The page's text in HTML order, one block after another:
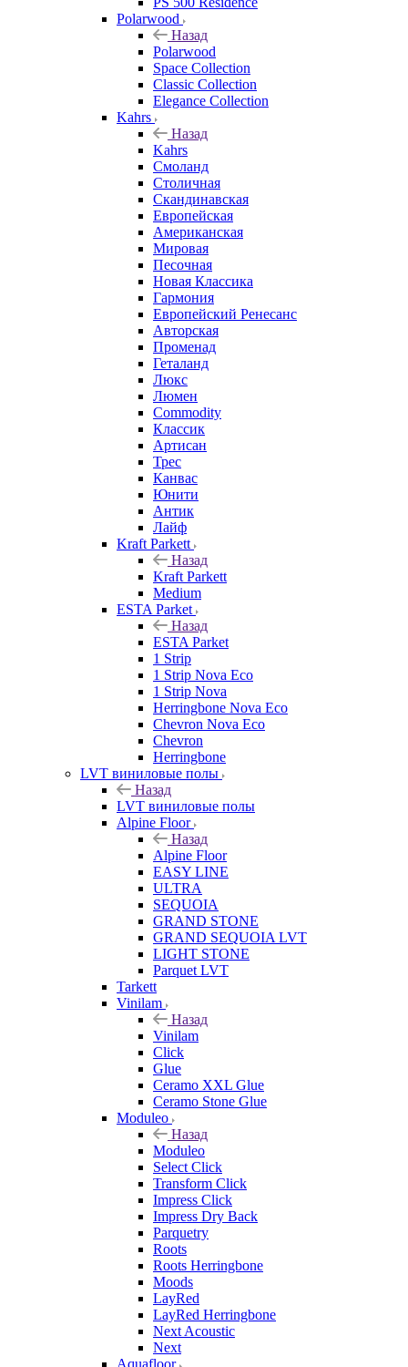
Polarwood
Назад
Polarwood
Space Collection
Classic Collection
Elegance Collection
Kahrs
Назад
Kahrs
Смоланд
Столичная
Скандинавская
Европейская
Американская
Мировая
Песочная
Новая Классика
Гармония
Европейский Ренесанс
Авторская
Променад
Геталанд
Люкс
Люмен
Commodity
Классик
Артисан
Трес
Канвас
Юнити
Антик
Лайф
Kraft Parkett
Назад
Kraft Parkett
Medium
ESTA Parket
Назад
ESTA Parket
1 Strip
1 Strip Nova Eco
1 Strip Nova
Herringbone Nova Eco
Chevron Nova Eco
Chevron
Herringbone
LVT виниловые полы
Назад
LVT виниловые полы
Alpine Floor
Назад
Alpine Floor
EASY LINE
ULTRA
SEQUOIA
GRAND STONE
GRAND SEQUOIA LVT
LIGHT STONE
Parquet LVT
Tarkett
Vinilam
Назад
Vinilam
Click
Glue
Ceramo XXL Glue
Ceramo Stone Glue
Moduleo
Назад
Moduleo
Select Click
Transform Click
Impress Click
Impress Dry Back
Parquetry
Roots
Roots Herringbone
Moods
LayRed
LayRed Herringbone
Next Acoustic
Next
Aquafloor